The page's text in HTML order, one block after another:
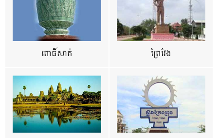
ពោធិ៍សាត់ ព្រៃវែង